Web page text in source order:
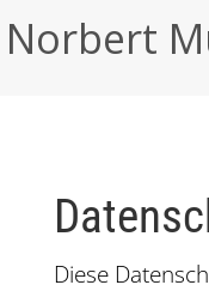
Norbert
Diese